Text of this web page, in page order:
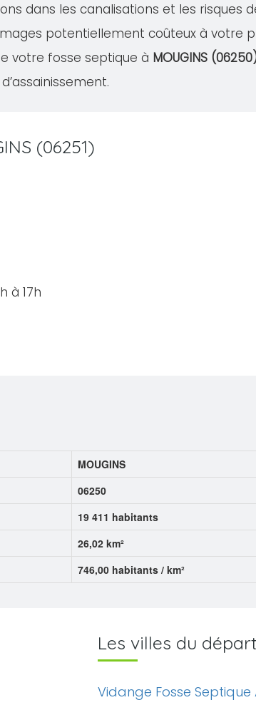
dans les canalisations et les risques
potentiellement coûteux à votre
votre fosse septique à MOUGINS
(06251)
à 17h
MOUGINS
06250
19 411 habitants
26,02 km²
746,00 habitants / km²
Les villes du
Vidange Fosse Septique